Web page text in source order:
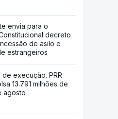
envia para o
decreto
de asilo e
estrangeiros
de execução. PRR
13.791 milhões de
agosto